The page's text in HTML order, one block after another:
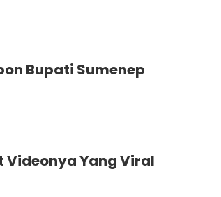
Bupati Sumenep
Yang Viral